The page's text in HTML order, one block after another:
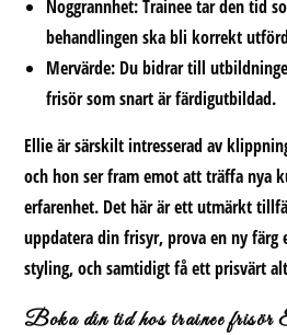
Noggrannhet:Trainee tar den tid
behandlingen ska bli korrekt
Mervärde: Du bidrar till
frisör som snart är färdigutbildad.
Ellie är särskilt intresserad av
och hon ser fram emot att träffa nya
erfarenhet. Det här är ett utmärkt
uppdatera din frisyr, prova en ny färg
styling, och samtidigt få ett prisvärt
Boka din tid hos trainee frisör